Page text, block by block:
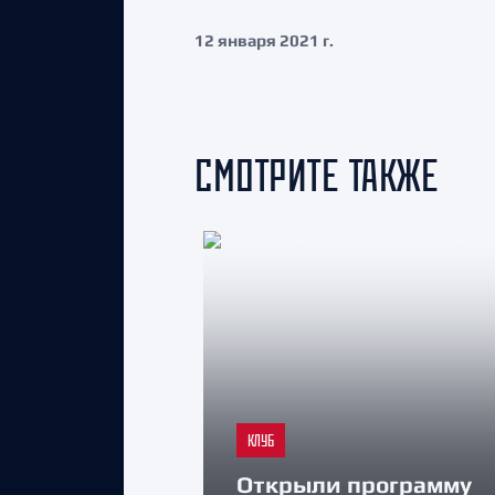
12 января 2021 г.
СМОТРИТЕ ТАКЖЕ
КЛУБ
Открыли программу